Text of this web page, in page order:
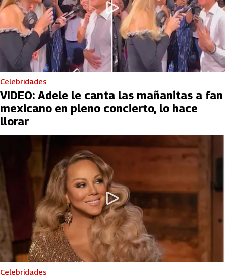
Celebridades
VIDEO: Adele le canta las mañanitas a fan
mexicano en pleno concierto, lo hace
llorar
Celebridades